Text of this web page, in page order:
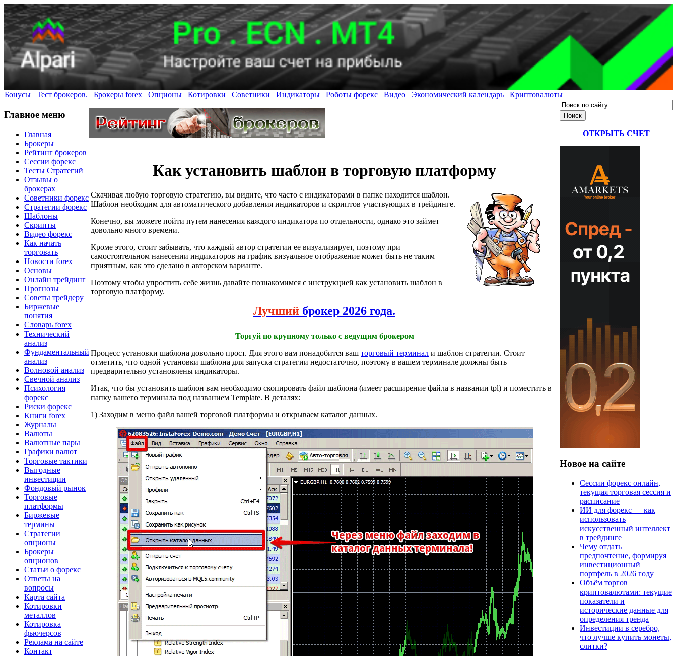
Бонусы Тест брокеров. Брокеры forex Опционы Котировки Советники Индикаторы Роботы форекс Видео Экономический календарь Криптовалюты
Главное меню
Главная
Брокеры
Рейтинг брокеров
Сессии форекс
Тесты Стратегий
Отзывы о
брокерах
Советники форекс
Стратегии форекс
Шаблоны
Скрипты
Видео форекс
Как начать
торговать
Новости forex
Основы
Онлайн трейдинг
Прогнозы
Советы трейдеру
Биржевые
понятия
Словарь forex
Технический
анализ
Фундаментальный
анализ
Волновой анализ
Свечной анализ
Психология
форекс
Риски форекс
Книги forex
Журналы
Валюты
Валютные пары
Графики валют
Торговые тактики
Выгодные
инвестиции
Фондовый рынок
Торговые
платформы
Биржевые
термины
Стратегии
опционы
Брокеры
опционов
Статьи о форекс
Ответы на
вопросы
Карта сайта
Котировки
металлов
Котировка
фьючерсов
Реклама на сайте
Контакт
Как установить шаблон в торговую платформу
Скачивая любую торговую стратегию, вы видите, что часто с индикаторами в папке находится шаблон.
Шаблон необходим для автоматического добавления индикаторов и скриптов участвующих в трейдинге.
Конечно, вы можете пойти путем нанесения каждого индикатора по отдельности, однако это займет
довольно много времени.
Кроме этого, стоит забывать, что каждый автор стратегии ее визуализирует, поэтому при
самостоятельном нанесении индикаторов на график визуальное отображение может быть не таким
приятным, как это сделано в авторском варианте.
Поэтому чтобы упростить себе жизнь давайте познакомимся с инструкцией как установить шаблон в
торговую платформу.
Лучший брокер 2026 года.
Торгуй по крупному только с ведущим брокером
Процесс установки шаблона довольно прост. Для этого вам понадобится ваш торговый терминал и шаблон стратегии. Стоит
отметить, что одной установки шаблона для запуска стратегии недостаточно, поэтому в вашем терминале должны быть
предварительно установлены индикаторы.
Итак, что бы установить шаблон вам необходимо скопировать файл шаблона (имеет расширение файла в названии tpl) и поместить в
папку вашего терминала под названием Template. В деталях:
1) Заходим в меню файл вашей торговой платформы и открываем каталог данных.
ОТКРЫТЬ СЧЕТ
Новое на сайте
Сессии форекс онлайн,
текущая торговая сессия и
расписание
ИИ для форекс — как
использовать
искусственный интеллект
в трейдинге
Чему отдать
предпочтение, формируя
инвестиционный
портфель в 2026 году
Объём торгов
криптовалютами: текущие
показатели и
исторические данные для
определения тренда
Инвестиции в серебро,
что лучше купить монеты,
слитки?